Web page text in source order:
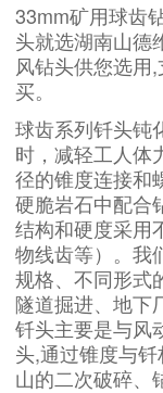
33mm矿用球齿
头就选湖南山德
风钻头供您选用
买。
球齿系列钎头钝
时，减轻工人体
径的锥度连接和
硬脆岩石中配合
结构和硬度采用
物线齿等）。我
规格、不同形式
隧道掘进、地下
钎头主要是与风
头,通过锥度与
山的二次破碎、